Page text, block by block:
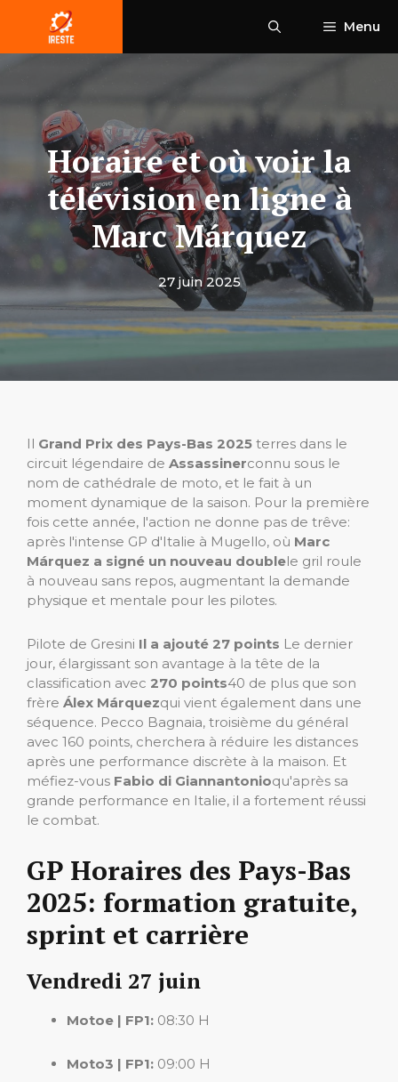
contenu
Menu
Horaire et où voir la
télévision en ligne à
Marc Márquez
27 juin 2025
Il Grand Prix des Pays-Bas 2025 terres dans le
circuit légendaire de Assassinerconnu sous le
nom de cathédrale de moto, et le fait à un
moment dynamique de la saison. Pour la première
fois cette année, l'action ne donne pas de trêve:
après l'intense GP d'Italie à Mugello, où Marc
Márquez a signé un nouveau doublele gril roule
à nouveau sans repos, augmentant la demande
physique et mentale pour les pilotes.
Pilote de Gresini Il a ajouté 27 points Le dernier
jour, élargissant son avantage à la tête de la
classification avec 270 points40 de plus que son
frère Álex Márquezqui vient également dans une
séquence. Pecco Bagnaia, troisième du général
avec 160 points, cherchera à réduire les distances
après une performance discrète à la maison. Et
méfiez-vous Fabio di Giannantonioqu'après sa
grande performance en Italie, il a fortement réussi
le combat.
GP Horaires des Pays-Bas
2025: formation gratuite,
sprint et carrière
Vendredi 27 juin
Motoe | FP1: 08:30 H
Moto3 | FP1: 09:00 H